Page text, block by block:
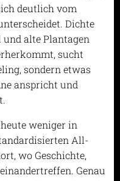
deutlich vom
Dichte
alte Plantagen
sucht
sondern etwas
anspricht und
weniger in
All-
wo Geschichte,
Genau